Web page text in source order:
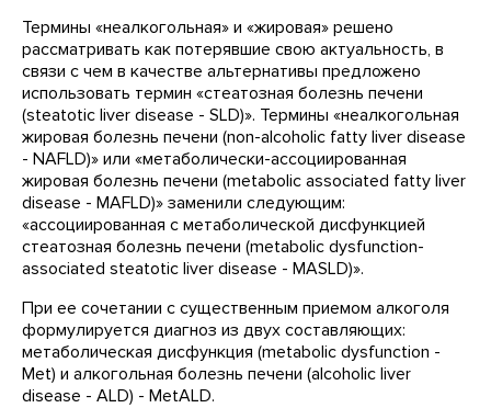
Термины «неалкогольная» и «жировая» решено
рассматривать как потерявшие свою актуальность, в
связи с чем в качестве альтернативы предложено
использовать термин «стеатозная болезнь печени
(steatotic liver disease - SLD)». Термины «неалкогольная
жировая болезнь печени (non-alcoholic fatty liver disease
- NAFLD)» или «метаболически-ассоциированная
жировая болезнь печени (metabolic associated fatty liver
disease - MAFLD)» заменили следующим:
«ассоциированная с метаболической дисфункцией
стеатозная болезнь печени (metabolic dysfunction-
associated steatotic liver disease - MASLD)».
При ее сочетании с существенным приемом алкоголя
формулируется диагноз из двух составляющих:
метаболическая дисфункция (metabolic dysfunction -
Met) и алкогольная болезнь печени (alcoholic liver
disease - ALD) - MetALD.